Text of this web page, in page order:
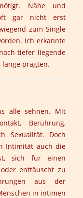
Nähe und
gar nicht erst
zum Single
Ich erkannte
tiefer liegende
lange prägten.
alle sehnen. Mit
Berührung,
Sexualität. Doch
Intimität auch die
sich für einen
enttäuscht zu
aus der
in intimen